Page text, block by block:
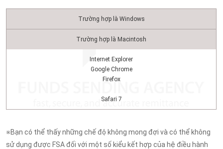
Trường hợp là Windows
Trường hợp là Macintosh
Internet Explorer
Google Chrome
Firefox
Safari 7
※Bạn có thể thấy những chế độ không mong đợi và có thể không
sử dụng được FSA đối với một số kiểu kết hợp của hệ điều hành